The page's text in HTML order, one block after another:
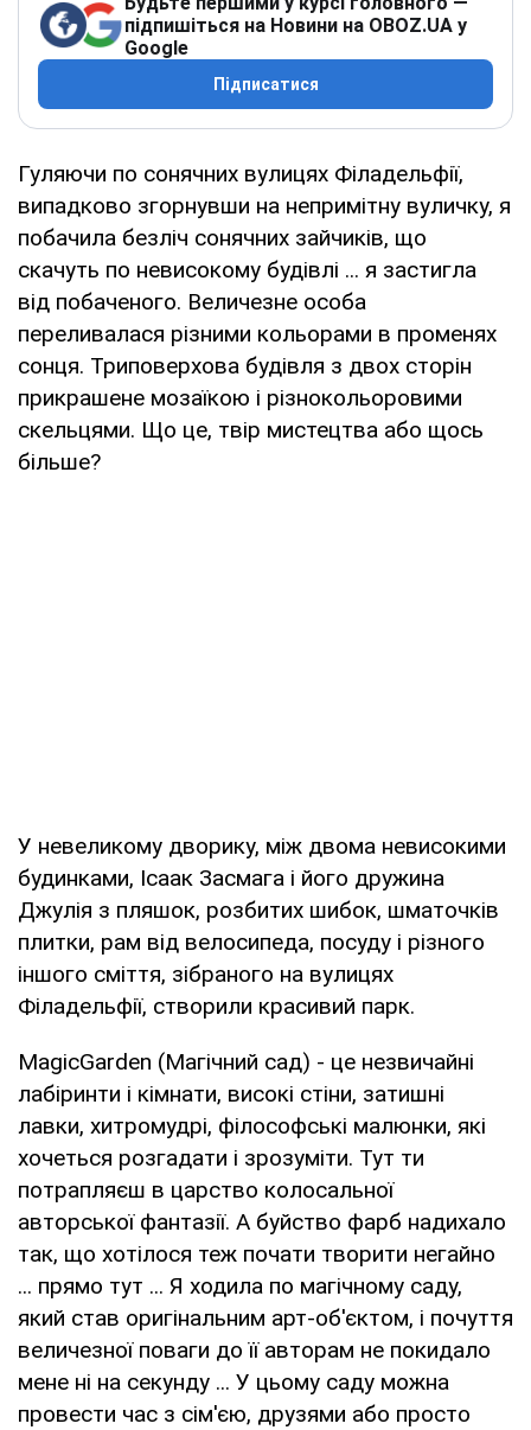
підпишіться на Новини на OBOZ.UA у
Google
Підписатися
Гуляючи по сонячних вулицях Філадельфії,
випадково згорнувши на непримітну вуличку, я
побачила безліч сонячних зайчиків, що
скачуть по невисокому будівлі ... я застигла
від побаченого. Величезне особа
переливалася різними кольорами в променях
сонця. Триповерхова будівля з двох сторін
прикрашене мозаїкою і різнокольоровими
скельцями. Що це, твір мистецтва або щось
більше?
У невеликому дворику, між двома невисокими
будинками, Ісаак Засмага і його дружина
Джулія з пляшок, розбитих шибок, шматочків
плитки, рам від велосипеда, посуду і різного
іншого сміття, зібраного на вулицях
Філадельфії, створили красивий парк.
MagicGarden (Магічний сад) - це незвичайні
лабіринти і кімнати, високі стіни, затишні
лавки, хитромудрі, філософські малюнки, які
хочеться розгадати і зрозуміти. Тут ти
потрапляєш в царство колосальної
авторської фантазії. А буйство фарб надихало
так, що хотілося теж почати творити негайно
... прямо тут ... Я ходила по магічному саду,
який став оригінальним арт-об'єктом, і почуття
величезної поваги до її авторам не покидало
мене ні на секунду ... У цьому саду можна
провести час з сім'єю, друзями або просто